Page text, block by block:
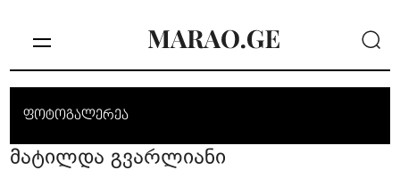
ფოტოგალერეა
მატილდა გვარლიანი